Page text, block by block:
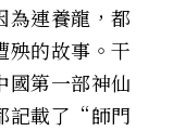
為連養龍，都
殃的故事。干
國第一部神仙
記載了“師門